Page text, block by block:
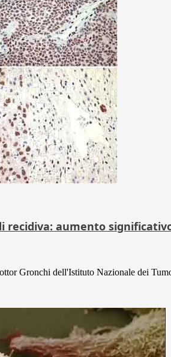
recidiva: aumento
Gronchi dell'Istituto Nazionale dei